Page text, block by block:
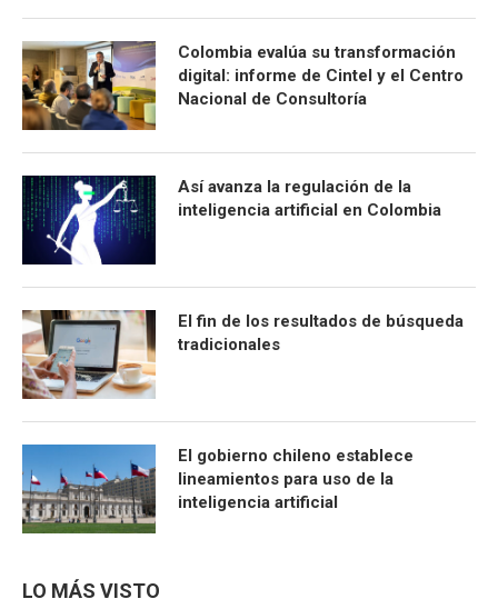
Colombia evalúa su transformación
digital: informe de Cintel y el Centro
Nacional de Consultoría
Así avanza la regulación de la
inteligencia artificial en Colombia
El fin de los resultados de búsqueda
tradicionales
El gobierno chileno establece
lineamientos para uso de la
inteligencia artificial
LO MÁS VISTO